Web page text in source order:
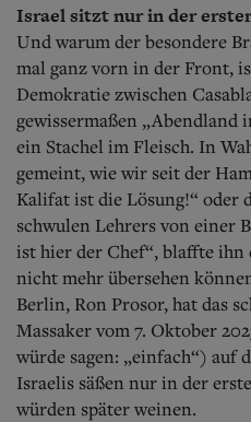
Israel sitzt nur in der
Und warum der besondere
mal ganz vorn in der Front,
Demokratie zwischen
gewissermaßen „Abendland
ein Stachel im Fleisch. In
gemeint, wie wir seit der
Kalifat ist die Lösung!“ oder
schwulen Lehrers von einer
ist hier der Chef“, blaffte
nicht mehr übersehen
Berlin, Ron Prosor, hat das
Massaker vom 7. Oktober
würde sagen: „einfach“) auf
Israelis säßen nur in der
würden später weinen.